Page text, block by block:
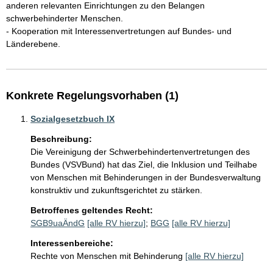
anderen relevanten Einrichtungen zu den Belangen
schwerbehinderter Menschen.
- Kooperation mit Interessenvertretungen auf Bundes- und
Länderebene.
Konkrete Regelungsvorhaben (1)
Sozialgesetzbuch IX
Beschreibung:
Die Vereinigung der Schwerbehindertenvertretungen des
Bundes (VSVBund) hat das Ziel, die Inklusion und Teilhabe
von Menschen mit Behinderungen in der Bundesverwaltung
konstruktiv und zukunftsgerichtet zu stärken.
Betroffenes geltendes Recht:
SGB9uaÄndG [alle RV hierzu]; BGG [alle RV hierzu]
Interessenbereiche:
Rechte von Menschen mit Behinderung [alle RV hierzu]